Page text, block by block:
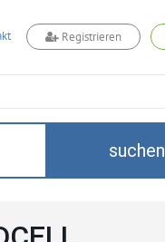
Registrieren
suchen